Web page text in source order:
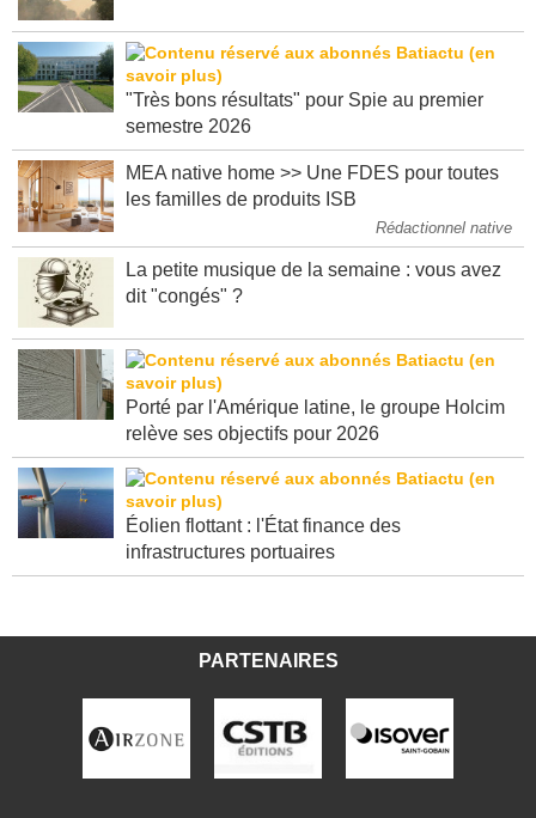
"Très bons résultats" pour Spie au premier
semestre 2026
MEA native home >> Une FDES pour toutes
les familles de produits ISB
Rédactionnel native
La petite musique de la semaine : vous avez
dit "congés" ?
Porté par l'Amérique latine, le groupe Holcim
relève ses objectifs pour 2026
Éolien flottant : l'État finance des
infrastructures portuaires
PARTENAIRES